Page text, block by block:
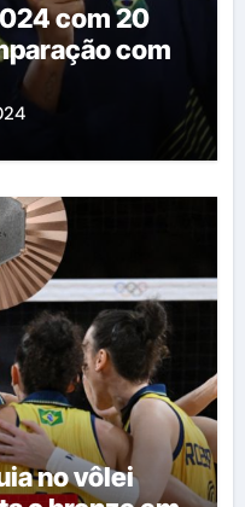
com 20
com
no vôlei